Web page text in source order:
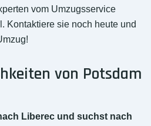
vom Umzugsservice
Kontaktiere sie noch heute und
von Potsdam
Liberec und suchst nach